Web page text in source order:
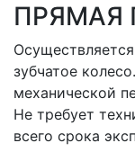
ПРЯМАЯ
зубчатое
механической
Не требует
всего срока